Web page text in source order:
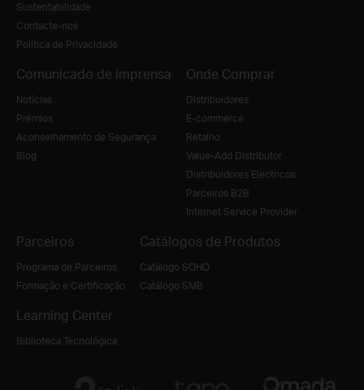
Sustentabilidade
Contacte-nos
Política de Privacidade
Comunicado de imprensa
Notícias
Prémios
Aconselhamento de Segurança
Blog
Onde Comprar
Distribuidores
E-commerce
Retalho
Value-Add Distributor
Distribuidores Electricos
Parceiros B2B
Internet Service Provider
Parceiros
Programa de Parceiros
Formação e Certificação
Catálogos de Produtos
Catálogo SOHO
Catálogo SMB
Learning Center
Biblioteca Tecnológica